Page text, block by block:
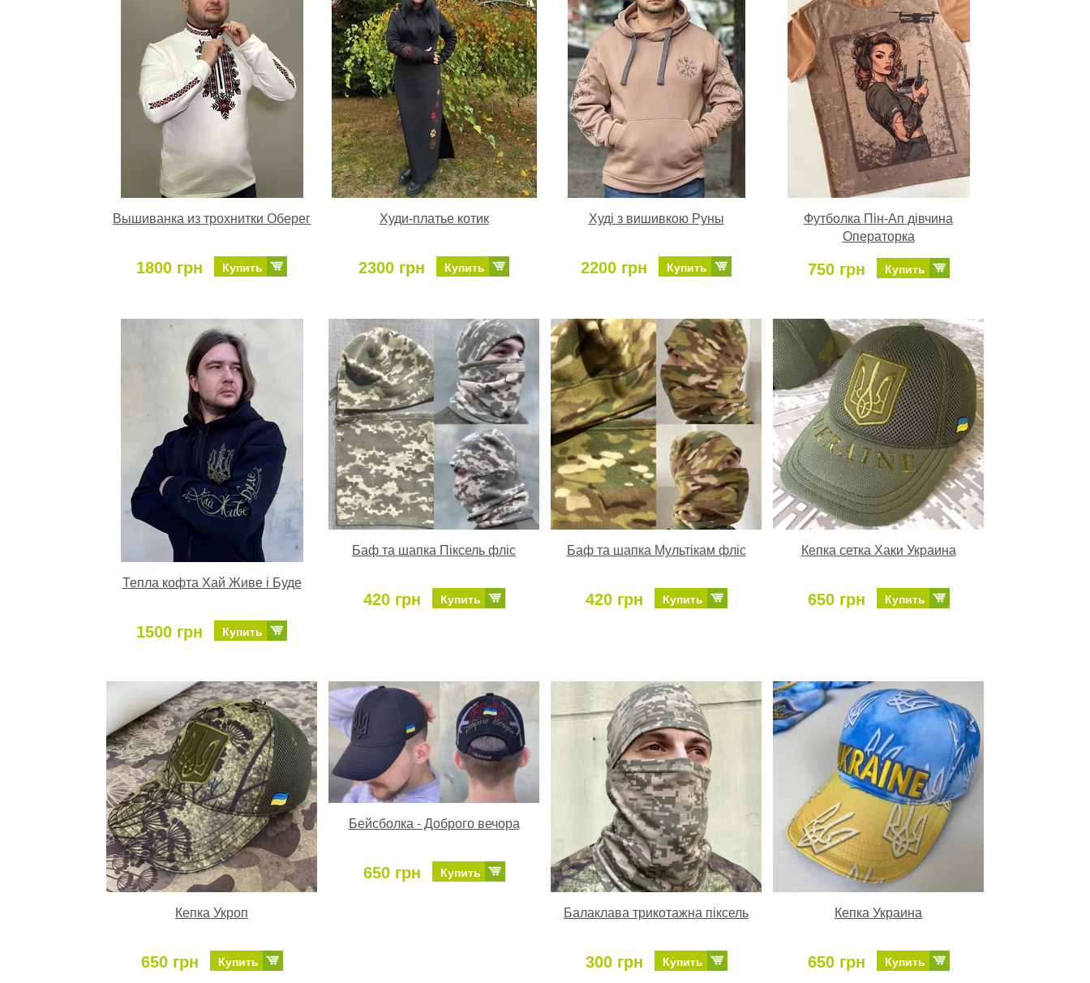
Вышиванка из трохнитки Оберег
1800 грн Купить
Худи-платье котик
2300 грн Купить
Худі з вишивкою Руны
2200 грн Купить
Футболка Пін-Ап дівчина
Операторка
750 грн Купить
Тепла кофта Хай Живе і Буде
1500 грн Купить
Баф та шапка Піксель фліс
420 грн Купить
Баф та шапка Мультікам фліс
420 грн Купить
Кепка сетка Хаки Украина
650 грн Купить
Кепка Укроп
650 грн Купить
Бейсболка - Доброго вечора
650 грн Купить
Балаклава трикотажна піксель
300 грн Купить
Кепка Украина
650 грн Купить